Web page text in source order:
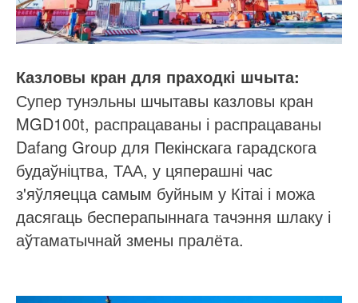
Казловы кран для праходкі шчыта:
Супер тунэльны шчытавы казловы кран
MGD100t, распрацаваны і распрацаваны
Dafang Group для Пекінскага гарадскога
будаўніцтва, ТАА, у цяперашні час
з'яўляецца самым буйным у Кітаі і можа
дасягаць бесперапыннага тачэння шлаку і
аўтаматычнай змены пралёта.